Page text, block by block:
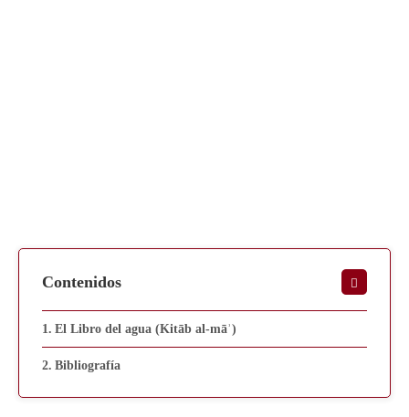
Contenidos
El Libro del agua (Kitāb al-māʾ)
Bibliografía